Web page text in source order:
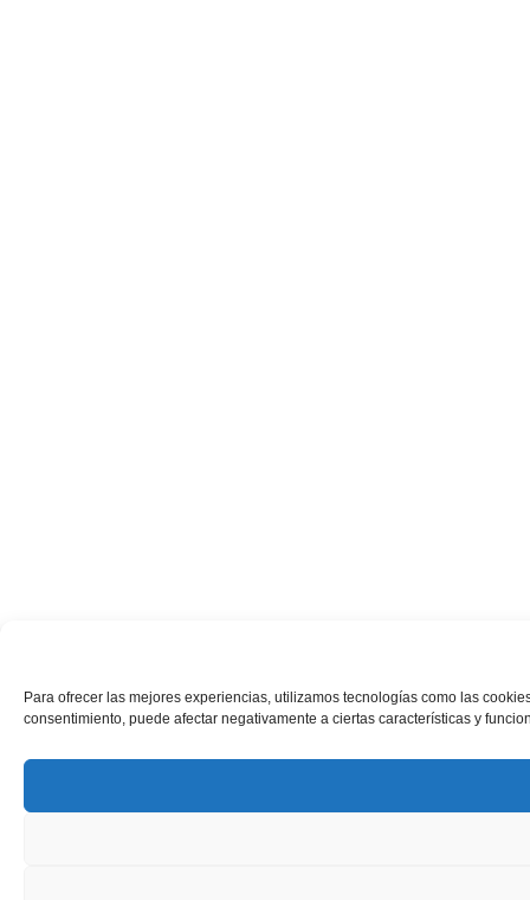
Para ofrecer las mejores experiencias, utilizamos tecnologías como las
consentimiento, puede afectar negativamente a ciertas características y